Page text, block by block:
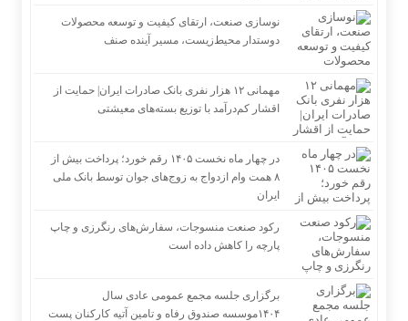
نوسازی صنعت، ارتقای کیفیت و توسعه محصولات
دوستدار محیط‌زیست، مسیر آینده صنف
مهمانی ۱۲ هزار نفری بانک صادرات ایران| حمایت از
اقشار کم‌درآمد با توزیع بسته‌های معیشتی
در چهار ماه نخست ۱۴۰۵ رقم خورد؛ پرداخت بیش از
۸ همت وام ازدواج به زوج‌های جوان توسط بانک ملی
ایران
رکود صنعت منسوجات، سفارش‌های رنگرزی و چاپ
پارچه را کاهش داده است
برگزاری جلسه مجمع عمومی عادی سال
۱۴۰۴موسسه صندوق رفاه و تامین آتیه کارکنان پست